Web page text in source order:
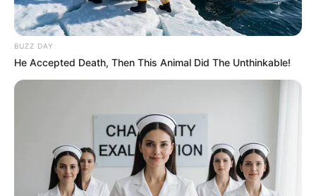
Bijuteria artesanal –
pulseira feita com
miçangas e corrente
Brinco lindo feito com
clipes e linha – uma ideia
genial
BUZZ DAY
He Accepted Death, Then This Animal Did The Unthinkable!